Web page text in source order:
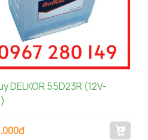
DELKOR 55D23R (12V-